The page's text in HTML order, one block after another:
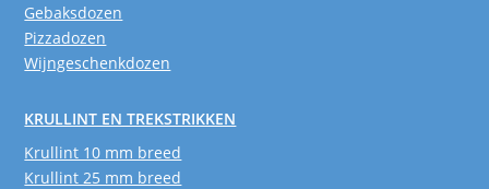
Gebaksdozen
Pizzadozen
Wijngeschenkdozen
KRULLINT EN TREKSTRIKKEN
Krullint 10 mm breed
Krullint 25 mm breed